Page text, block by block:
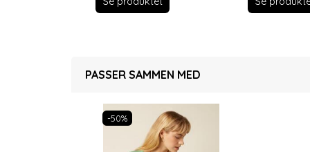
PASSER SAMMEN MED
-50%